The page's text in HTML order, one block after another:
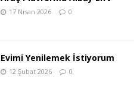
17 Nisan 2026 0
Evimi Yenilemek İstiyorum
12 Şubat 2026 0